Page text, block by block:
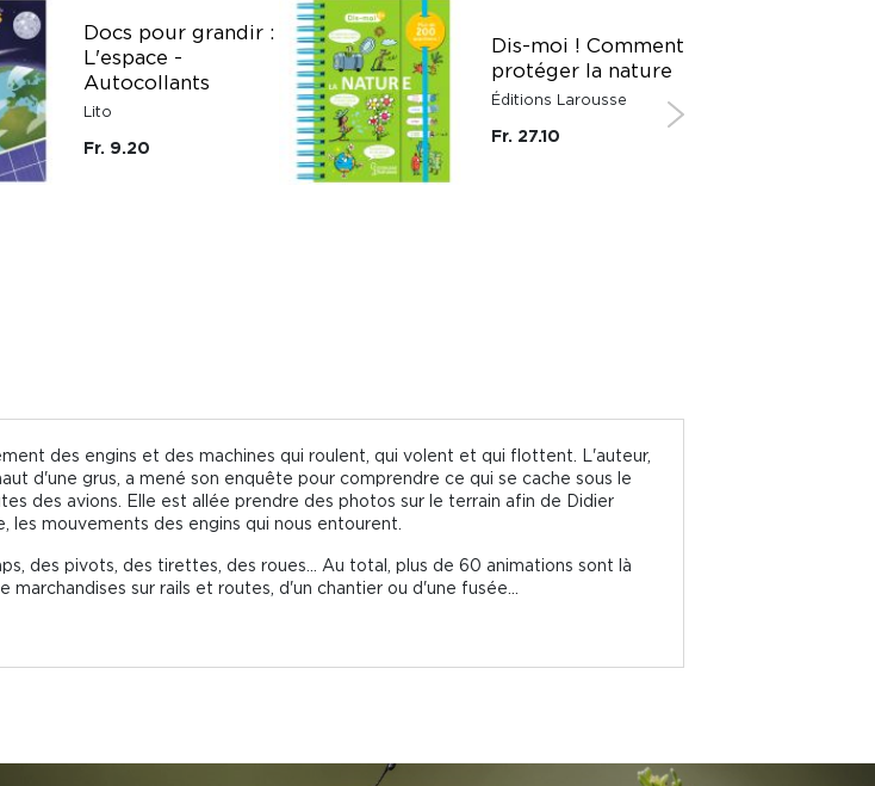
Docs pour grandir :
L'espace -
Autocollants
Lito
Fr. 9.20
Dis-moi ! Comment
protéger la nature
Éditions Larousse
Fr. 27.10
des engins et des machines qui roulent, qui volent et qui flottent. L'auteur,
d'une grus, a mené son enquête pour comprendre ce qui se cache sous le
des avions. Elle est allée prendre des photos sur le terrain afin de Didier
mouvements des engins qui nous entourent.
des pivots, des tirettes, des roues... Au total, plus de 60 animations sont là
sur rails et routes, d'un chantier ou d'une fusée...